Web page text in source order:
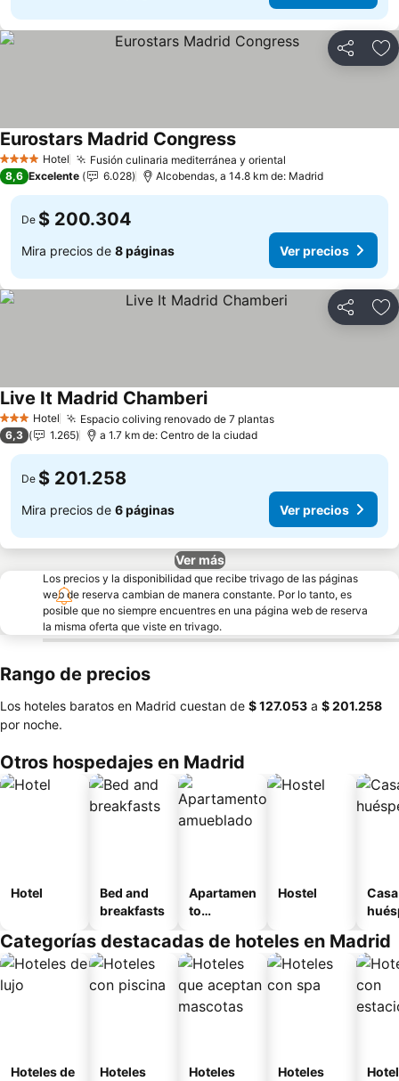
Compartir
4 EstrellasHotel Fusión culinaria mediterránea y oriental
Eurostars Madrid CongressVer precios
8,6 Excelente 6.028 Alcobendas, a 14.8 km de: Madrid
De $ 200.304
Mira precios de 8 páginas Ver precios
Compartir
3 Estrellas
Hotel Espacio coliving renovado de 7 plantasVer precios
Live It Madrid ChamberiVer precios
6,3 1.265 a 1.7 km de: Centro de la ciudad
De $ 201.258
Mira precios de 6 páginas Ver precios
Ver más
Los precios y la disponibilidad que recibe trivago de las páginas
web de reserva cambian de manera constante. Por lo tanto, es
posible que no siempre encuentres en una página web de reserva
la misma oferta que viste en trivago.
Rango de precios
Los hoteles baratos en Madrid cuestan de ‎$ 127.053 a ‎$ 201.258
por noche.
Otros hospedajes en Madrid
Hotel
Bed and
breakfasts
Apartamen
to
o
Hostel
Categorías destacadas de hoteles en Madrid
Hoteles de
Hoteles
Hoteles
Hoteles